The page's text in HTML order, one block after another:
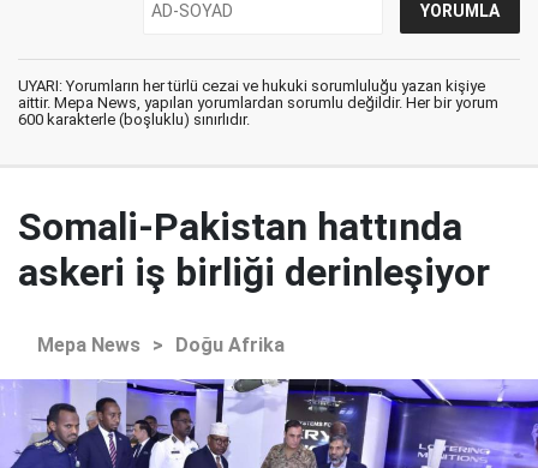
UYARI: Yorumların her türlü cezai ve hukuki sorumluluğu yazan kişiye
aittir. Mepa News, yapılan yorumlardan sorumlu değildir. Her bir yorum
600 karakterle (boşluklu) sınırlıdır.
Somali-Pakistan hattında
askeri iş birliği derinleşiyor
Mepa News > Doğu Afrika